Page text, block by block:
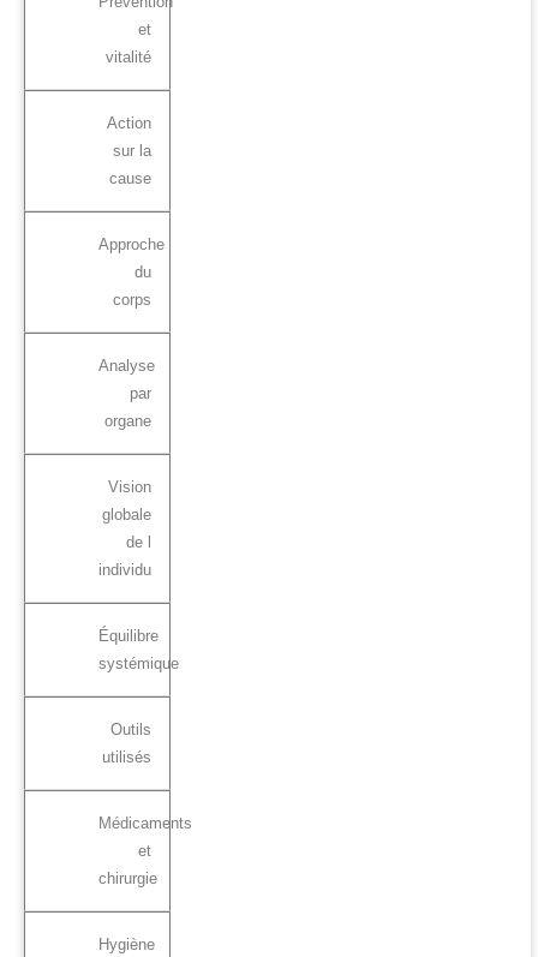
et
vitalité
Action
sur la
cause
Approche
du
corps
Analyse
par
organe
Vision
globale
de l
individu
Équilibre
systémique
Outils
utilisés
Médicaments
et
chirurgie
Hygiène